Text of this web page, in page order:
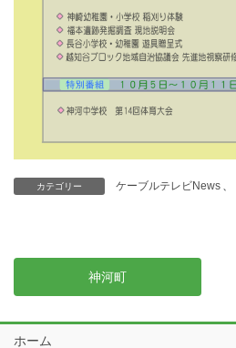
カテゴリー ケーブルテレビNews 、
神河町
ホーム